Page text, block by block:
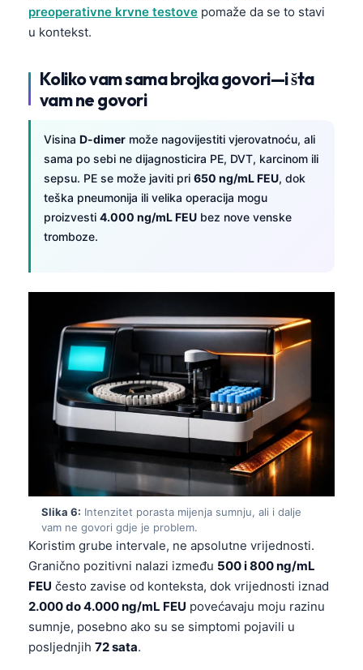
preoperativne krvne testove pomaže da se to stavi
u kontekst.
Koliko vam sama brojka govori—i šta
vam ne govori
Visina D-dimer može nagovijestiti vjerovatnoću, ali
sama po sebi ne dijagnosticira PE, DVT, karcinom ili
sepsu. PE se može javiti pri 650 ng/mL FEU, dok
teška pneumonija ili velika operacija mogu
proizvesti 4.000 ng/mL FEU bez nove venske
tromboze.
Slika 6: Intenzitet porasta mijenja sumnju, ali i dalje
vam ne govori gdje je problem.
Koristim grube intervale, ne apsolutne vrijednosti.
Granično pozitivni nalazi između 500 i 800 ng/mL
FEU često zavise od konteksta, dok vrijednosti iznad
2.000 do 4.000 ng/mL FEU povećavaju moju razinu
sumnje, posebno ako su se simptomi pojavili u
posljednjih 72 sata.
Gàidhlig
العربية المغربية
Afrikaans
Монгол
ພາສາລາວ
Basa Jawa
Cebuano
ئۇيغۇرچە
Кыргызча
Татар теле
Беларуская мова
Esperanto
Frysk
Norsk bokmål